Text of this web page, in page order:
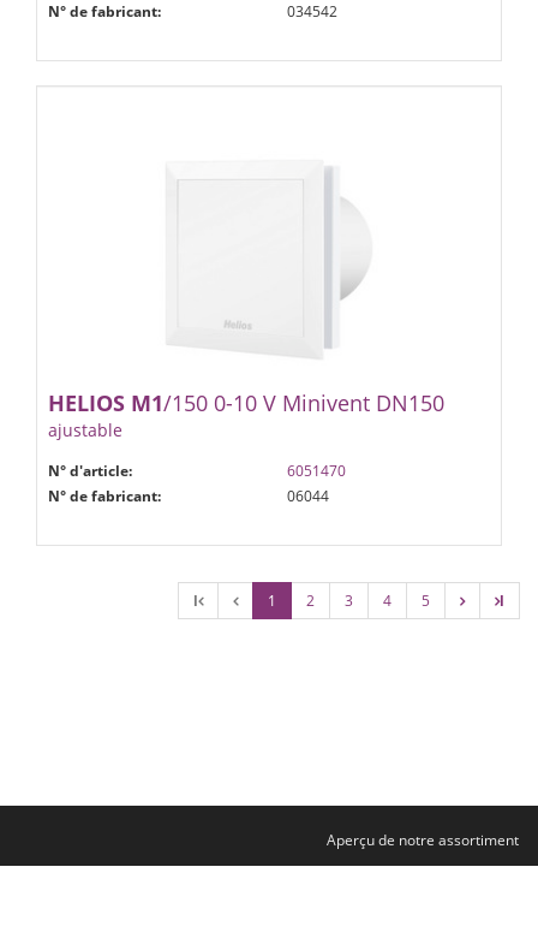
N° de fabricant:
034542
HELIOS M1/150 0-10 V Minivent DN150
ajustable
N° d'article:
6051470
N° de fabricant:
06044
l 1 2 3 4 5 l
Aperçu de notre assortiment